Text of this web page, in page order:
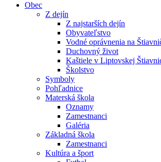
Obec
Z dejín
Z najstarších dejín
Obyvateľstvo
Vodné oprávnenia na
Duchovný život
Kaštiele v Liptovskej
Školstvo
Symboly
Pohľadnice
Materská škola
Oznamy
Zamestnanci
Galéria
Základná škola
Zamestnanci
Kultúra a šport